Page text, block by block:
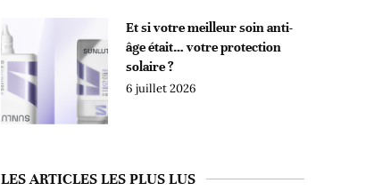
Et si votre meilleur soin anti-
âge était… votre protection
solaire ?
6 juillet 2026
LES ARTICLES LES PLUS LUS